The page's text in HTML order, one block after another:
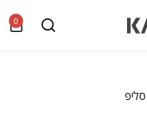
0